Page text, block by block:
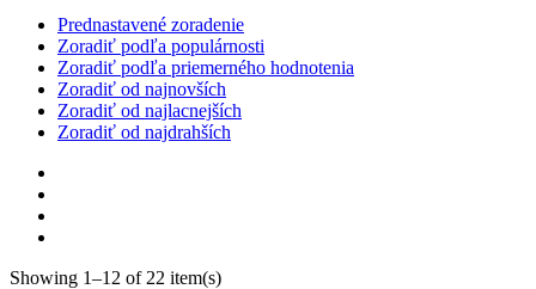
Prednastavené zoradenie
Zoradiť podľa populárnosti
Zoradiť podľa priemerného hodnotenia
Zoradiť od najnovších
Zoradiť od najlacnejších
Zoradiť od najdrahších
Showing 1–12 of 22 item(s)